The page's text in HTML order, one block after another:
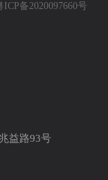
ICP备2020097660号
益路93号